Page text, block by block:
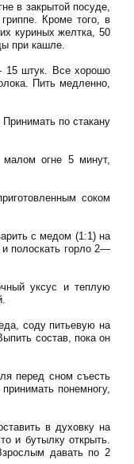
в закрытой посуде,
Кроме того, в
куриных желтка, 50
при кашле.
15 штук. Все хорошо
Пить медленно,
по стакану
малом огне 5 минут,
соком
с медом (1:1) на
полоскать горло 2—
уксус и теплую
соду питьевую на
состав, пока он
перед сном съесть
понемногу,
в духовку на
и бутылку открыть.
давать по 2